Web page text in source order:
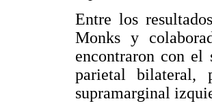
Entre los
Monks y
encontraron con el
parietal bilateral,
supramarginal